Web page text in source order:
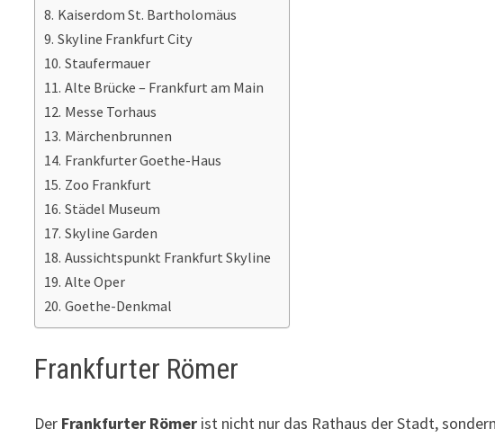
Kaiserdom St. Bartholomäus
Skyline Frankfurt City
Staufermauer
Alte Brücke – Frankfurt am Main
Messe Torhaus
Märchenbrunnen
Frankfurter Goethe-Haus
Zoo Frankfurt
Städel Museum
Skyline Garden
Aussichtspunkt Frankfurt Skyline
Alte Oper
Goethe-Denkmal
Frankfurter Römer
Der Frankfurter Römer ist nicht nur das Rathaus der Stadt,